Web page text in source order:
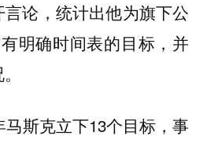
论，统计出他为旗下公
明确时间表的目标 ，并
斯克立下13个目标，事